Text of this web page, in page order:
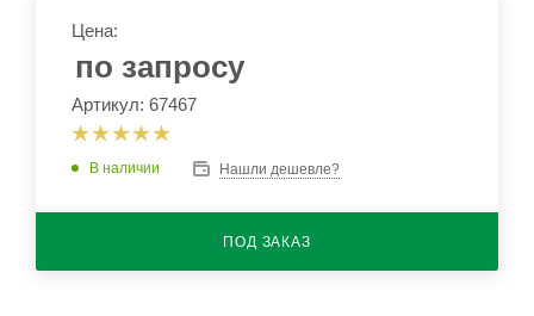
Цена:
по запросу
Артикул: 67467
В наличии Нашли дешевле?
ПОД ЗАКАЗ